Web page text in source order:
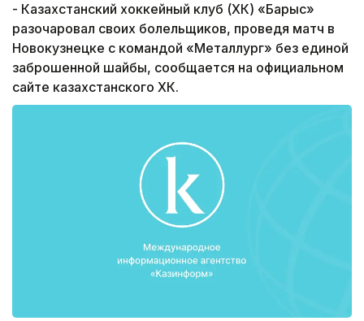
- Казахстанский хоккейный клуб (ХК) «Барыс»
разочаровал своих болельщиков, проведя матч в
Новокузнецке с командой «Металлург» без единой
заброшенной шайбы, сообщается на официальном
сайте казахстанского ХК.